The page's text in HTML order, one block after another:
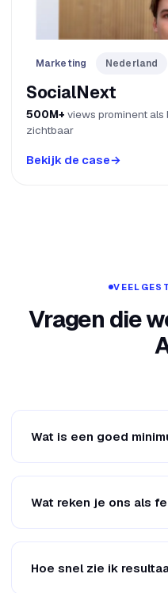
Marketing Nederland
SocialNext
500M+ views prominent als
zichtbaar
Bekijk de case→
Vragen die
Wat is een goed
Wat reken je ons als
Hoe snel zie ik